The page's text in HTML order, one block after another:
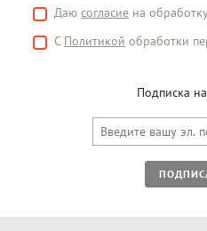
Даю согласие на
С Политикой обработки
Подписка